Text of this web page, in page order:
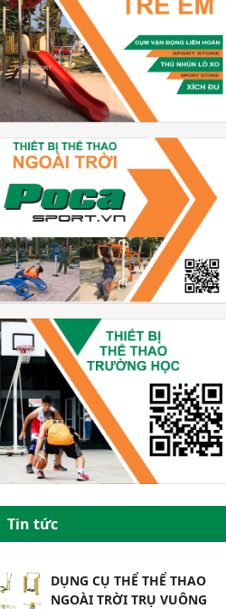
Tin tức
DỤNG CỤ THỂ THỂ THAO
NGOÀI TRỜI TRỤ VUÔNG